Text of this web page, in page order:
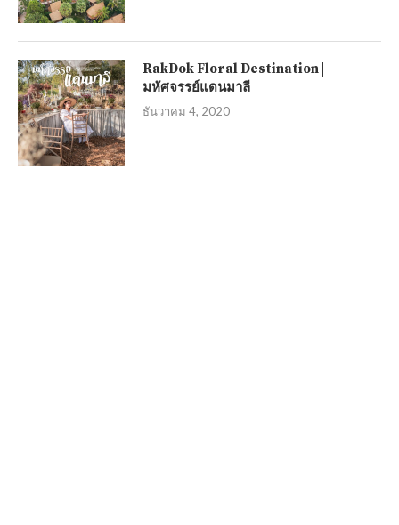
RakDok Floral Destination |
มหัศจรรย์แดนมาลี
ธันวาคม 4, 2020